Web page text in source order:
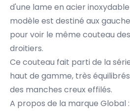
d'une lame en acier inoxydable
modèle est destiné aux
pour voir le même couteau
droitiers.
Ce couteau fait parti de la
haut de gamme, très
des manches creux effilés.
A propos de la marque Global